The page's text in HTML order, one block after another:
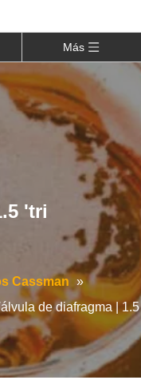
Más
'tri
Cassman »
de diafragma | 1.5